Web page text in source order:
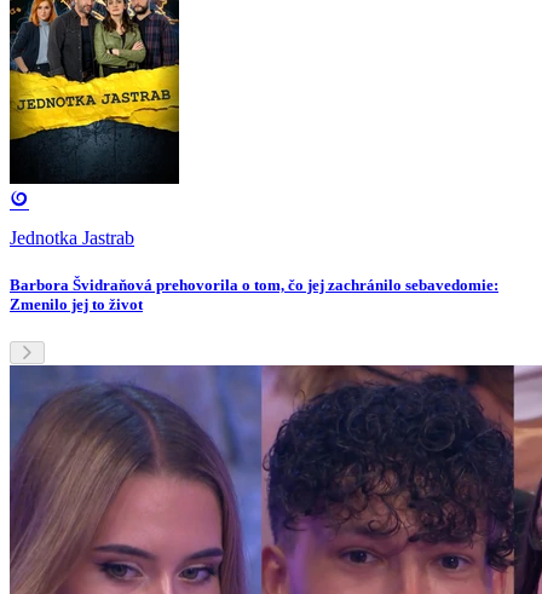
Jednotka Jastrab
Barbora Švidraňová prehovorila o tom, čo jej zachránilo sebavedomie:
Zmenilo jej to život